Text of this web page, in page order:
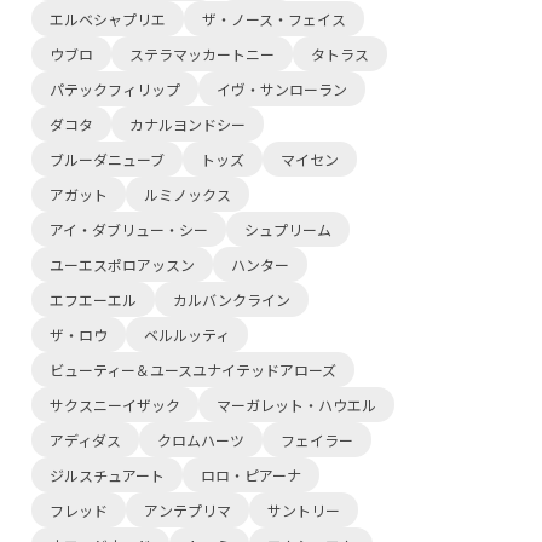
エルベシャプリエ
ザ・ノース・フェイス
ウブロ
ステラマッカートニー
タトラス
パテックフィリップ
イヴ・サンローラン
ダコタ
カナルヨンドシー
ブルーダニューブ
トッズ
マイセン
アガット
ルミノックス
アイ・ダブリュー・シー
シュプリーム
ユーエスポロアッスン
ハンター
エフエーエル
カルバンクライン
ザ・ロウ
ベルルッティ
ビューティー＆ユースユナイテッドアローズ
サクスニーイザック
マーガレット・ハウエル
アディダス
クロムハーツ
フェイラー
ジルスチュアート
ロロ・ピアーナ
フレッド
アンテプリマ
サントリー